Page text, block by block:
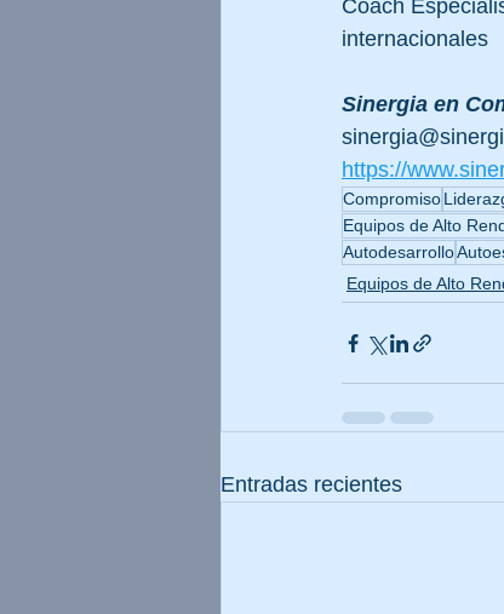
Coach
internacionales
Sinergia en
https://
Compromiso
Equipos de Alto
Autodesarrollo
Equipos de Alto
Entradas recientes